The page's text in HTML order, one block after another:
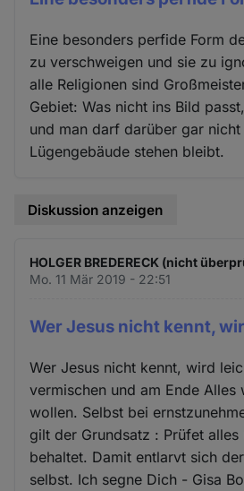
Eine besonders perfide Form
zu verschweigen und sie zu
alle Religionen sind
Gebiet: Was nicht ins Bild
und man darf darüber gar
Lügengebäude stehen bleibt.
Diskussion anzeigen
HOLGER BREDERECK (nicht
Mo. 11 Mär 2019 - 22:51
Wer Jesus nicht kennt,
Wer Jesus nicht kennt, wird
vermischen und am Ende Alles
wollen. Selbst bei
gilt der Grundsatz : Prüfet alles
behaltet. Damit entlarvt sich
selbst. Ich segne Dich - Gisa